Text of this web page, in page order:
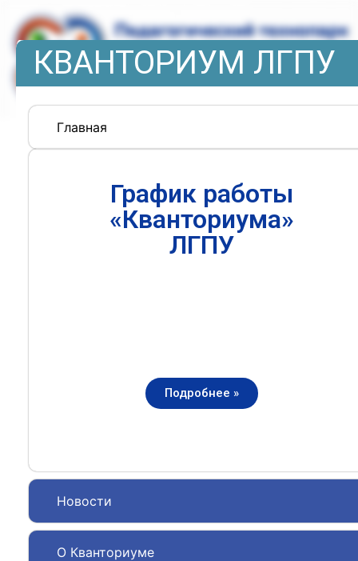
КВАНТОРИУМ ЛГПУ
Главная
Новости
О Кванториуме
График работы
«Кванториума»
ЛГПУ
Подробнее »